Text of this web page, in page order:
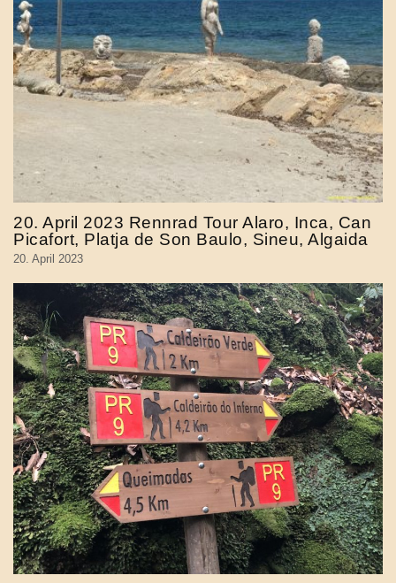
20. April 2023 Rennrad Tour Alaro, Inca, Can
Picafort, Platja de Son Baulo, Sineu, Algaida
20. April 2023